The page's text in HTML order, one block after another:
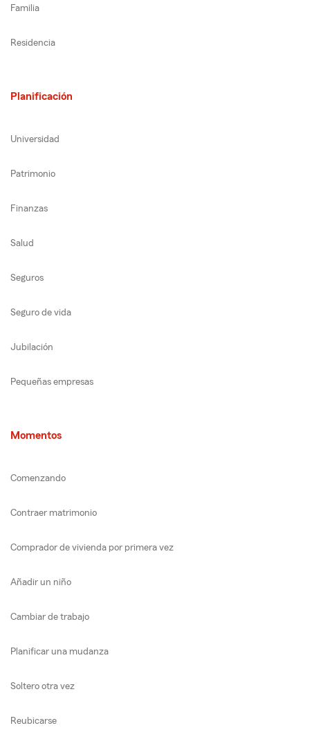
Familia
Residencia
Planificación
Universidad
Patrimonio
Finanzas
Salud
Seguros
Seguro de vida
Jubilación
Pequeñas empresas
Momentos
Comenzando
Contraer matrimonio
Comprador de vivienda por primera vez
Añadir un niño
Cambiar de trabajo
Planificar una mudanza
Soltero otra vez
Reubicarse